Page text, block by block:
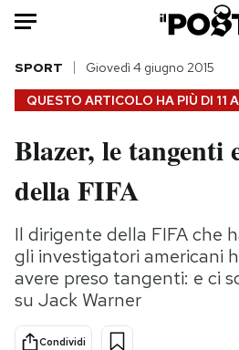
Auto
HOME
Italia
Politica
Tecnologia
Internet
Scienza
Cultura
Economia
QUESTO ARTICOLO HA PIÙ DI 11
SPORT Giovedì 4 giugno 2015
Blazer, le tangenti
della FIFA
Il dirigente della FIFA che
gli investigatori americani
avere preso tangenti: e ci
su Jack Warner
Condividi